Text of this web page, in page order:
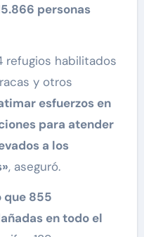
personas
refugios habilitados
y otros
esfuerzos en
para atender
a los
, aseguró.
que 855
en todo el